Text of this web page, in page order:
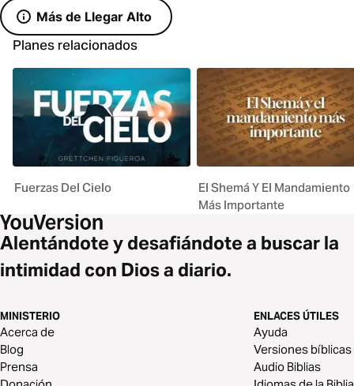
Más de Llegar Alto
Planes relacionados
Fuerzas Del Cielo
El Shemá Y El Mandamiento
Más Importante
Alentándote y desafiándote a buscar la
intimidad con Dios a diario.
MINISTERIO
Acerca de
Blog
Prensa
ENLACES ÚTILES
Ayuda
Versiones bíblicas
Audio Biblias